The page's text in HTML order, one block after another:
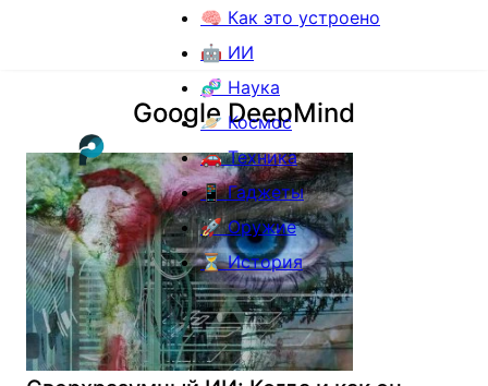
🧠 Как это устроено
🤖 ИИ
🧬 Наука
🪐 Космос
🚗 Техника
📱 Гаджеты
🚀 Оружие
⏳ История
Google DeepMind